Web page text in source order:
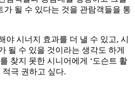
가 될 수 있다는 것을 관람객들을 통
야 시너지 효과를 더 낼 수 있고, 시
될 수 있을 것이라는 생각도 하게
찾지 못한 시니어에게 ‘도슨트 활
적극 권하고 싶다.